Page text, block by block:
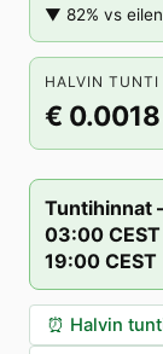
▼ 82% vs eilen
HALVIN
€ 0.0018
Tuntihinnat
03:00 CEST
19:00 CEST
⏰ Halvin